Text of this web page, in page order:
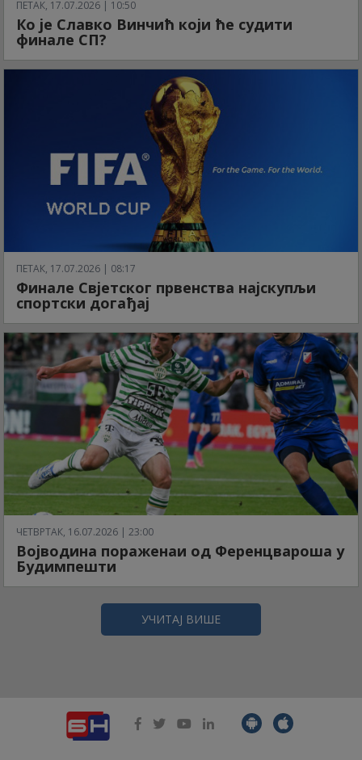
ПЕТАК, 17.07.2026 | 10:50
Ко је Славко Винчић који ће судити
финале СП?
ПЕТАК, 17.07.2026 | 08:17
Финале Свјетског првенства најскупљи
спортски догађај
ЧЕТВРТАК, 16.07.2026 | 23:00
Војводина пораженаи од Ференцвароша у
Будимпешти
УЧИТАЈ ВИШЕ